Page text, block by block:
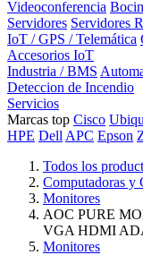
Videoconferencia
Servidores Servidores
IoT / GPS / Telemática
Accesorios IoT
Industria / BMS
Deteccion de Incendio
Servicios
Marcas top Cisco
HPE Dell APC Epson
Todos los
Computadoras y
Monitores
AOC PURE
VGA HDMI
Monitores